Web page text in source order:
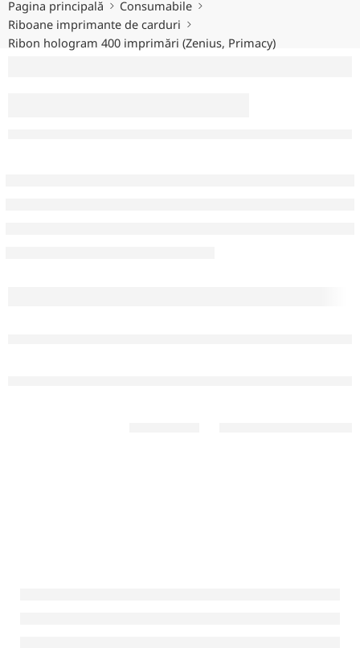
Pagina principală
Consumabile
Riboane imprimante de carduri
Ribon hologram 400 imprimări (Zenius, Primacy)